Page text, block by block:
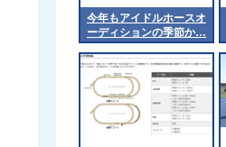
今年もアイドルホースオ
ーディションの季節か…